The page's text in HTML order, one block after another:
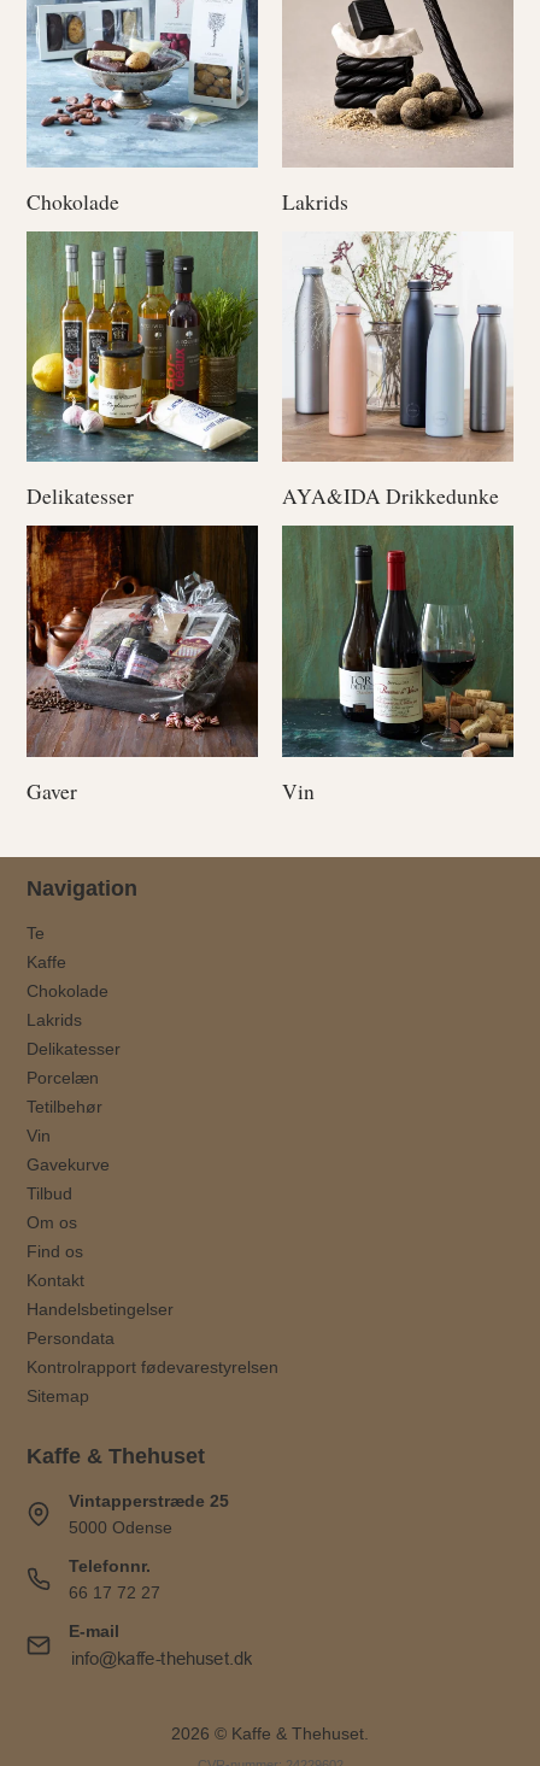
Chokolade Lakrids
Delikatesser AYA&IDA Drikkedunke
Gaver Vin
Navigation
Te
Kaffe
Chokolade
Lakrids
Delikatesser
Porcelæn
Tetilbehør
Vin
Gavekurve
Tilbud
Om os
Find os
Kontakt
Handelsbetingelser
Persondata
Kontrolrapport fødevarestyrelsen
Sitemap
Kaffe & Thehuset
Vintapperstræde 25
5000 Odense
Telefonnr.
66 17 72 27
E-mail
2026 © Kaffe & Thehuset.